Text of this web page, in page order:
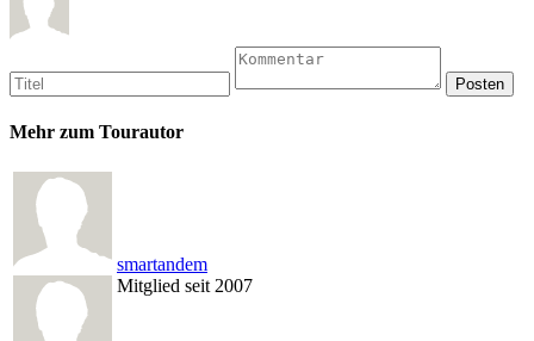
Mehr zum Tourautor
smartandem
Mitglied seit 2007